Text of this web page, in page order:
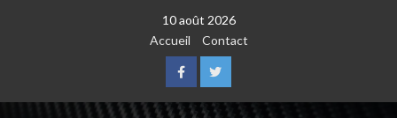
10 août 2026
Accueil
Contact
FacebookTwitter